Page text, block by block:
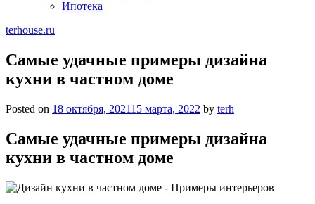
Ипотека
terhouse.ru
Самые удачные примеры дизайна
кухни в частном доме
Posted on 18 октября, 202115 марта, 2022 by terh
Самые удачные примеры дизайна
кухни в частном доме